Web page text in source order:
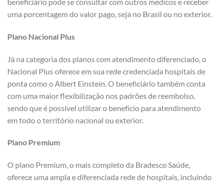
uma porcentagem do valor pago, seja no Brasil ou no exterior.
Plano Nacional Plus
Já na categoria dos planos com atendimento diferenciado, o
Nacional Plus oferece em sua rede credenciada hospitais de
ponta como o Albert Einstein. O beneficiário também conta
com uma maior flexibilização nos padrões de reembolso,
sendo que é possível utilizar o benefício para atendimento
em todo o território nacional ou exterior.
Plano Premium
O plano Premium, o mais completo da Bradesco Saúde,
oferece uma ampla e diferenciada rede de hospitais, incluindo